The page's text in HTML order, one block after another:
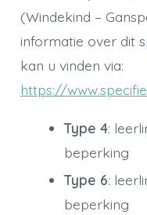
(Windekind –
informatie over dit
kan u vinden via:
https://
Type 4:
beperking
Type 6:
beperking